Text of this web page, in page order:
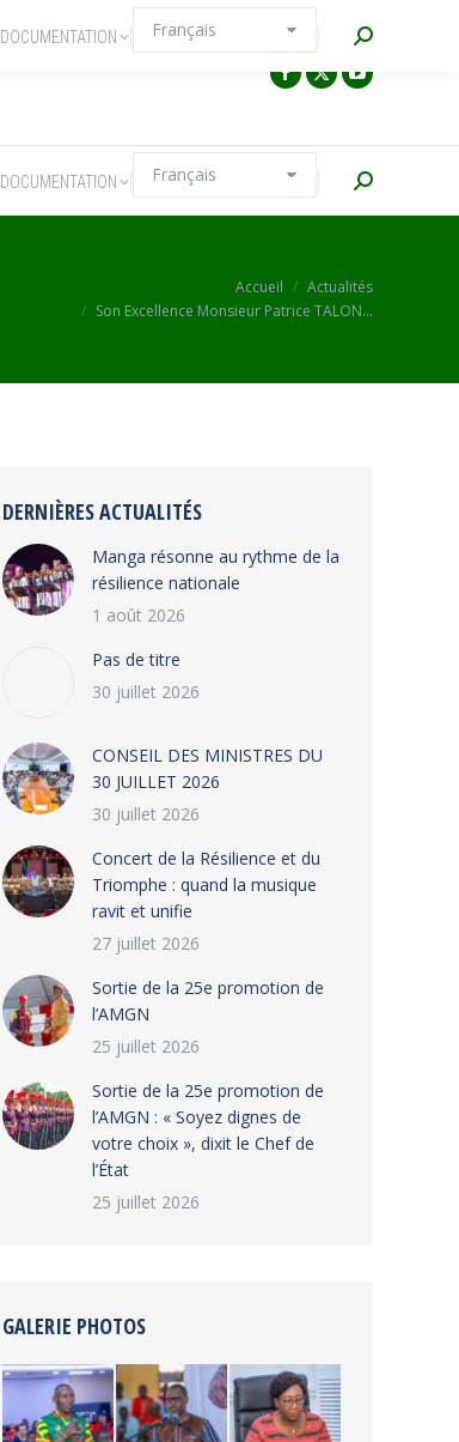
DOCUMENTATION Recherche
Accueil
Actualités
Son Excellence Monsieur Patrice TALON…
DERNIÈRES ACTUALITÉS
Manga résonne au rythme de la
résilience nationale
1 août 2026
Pas de titre
30 juillet 2026
CONSEIL DES MINISTRES DU
30 JUILLET 2026
30 juillet 2026
‎​Concert de la Résilience et du
Triomphe : quand la musique
ravit et unifie
27 juillet 2026
‎Sortie de la 25e promotion de
l’AMGN
25 juillet 2026
‎Sortie de la 25e promotion de
l’AMGN : « Soyez dignes de
votre choix », dixit le Chef de
l’État
25 juillet 2026
GALERIE PHOTOS
DOCUMENTATION Recherche